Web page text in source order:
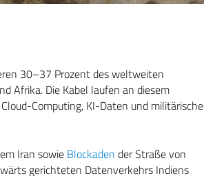
30–37 Prozent des weltweiten
Afrika. Die Kabel laufen an diesem
Computing, KI-Daten und militärische
Iran sowie Blockaden der Straße von
gerichteten Datenverkehrs Indiens